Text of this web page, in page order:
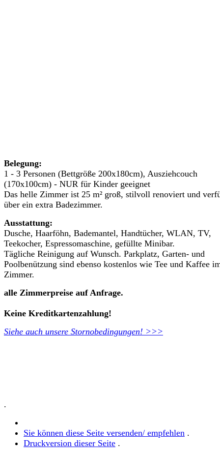
Belegung:
1 - 3 Personen (Bettgröße 200x180cm), Ausziehcouch
(170x100cm) - NUR für Kinder geeignet
Das helle Zimmer ist 25 m² groß, stilvoll renoviert und
über ein extra Badezimmer.
Ausstattung:
Dusche, Haarföhn, Bademantel, Handtücher, WLAN, TV,
Teekocher, Espressomaschine, gefüllte Minibar.
Tägliche Reinigung auf Wunsch. Parkplatz, Garten- und
Poolbenützung sind ebenso kostenlos wie Tee und Kaffee
Zimmer.
alle Zimmerpreise auf Anfrage.
Keine Kreditkartenzahlung!
Siehe auch unsere Stornobedingungen! >>>
.
Sie können diese Seite versenden/ empfehlen .
Druckversion dieser Seite .